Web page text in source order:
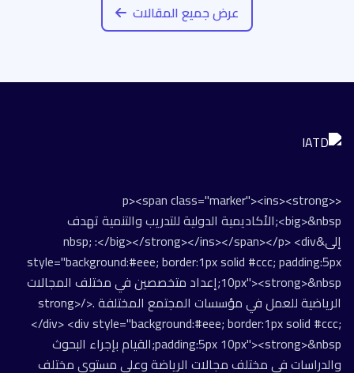
عرض جميع المقالات
<p><span class="marker"><ins><strong>
<big>&nbsp;الأكاديمية الدولية للتدريب والتنمية تهدف
إلى&nbsp; :</big></strong></ins></span></p> <div
style="background:#eee; border:1px solid #ccc; padding:5px
10px"><strong>&nbsp;إعداد متخصصين في مختلف المجالات
الرياضية للعمل في مؤسسات المجتمع المختلفة .</strong>
</div> <div style="background:#eee; border:1px solid #ccc;
padding:5px 10px"><strong>&nbsp;القيام بإجراء البحوث
والدراسات في مختلف مجالات الرياضة وعلى مستوى مختلف